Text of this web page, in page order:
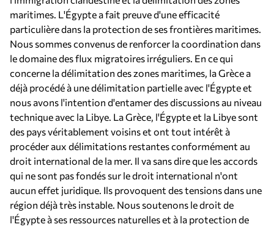
maritimes. L'Égypte a fait preuve d'une efficacité
particulière dans la protection de ses frontières maritimes.
Nous sommes convenus de renforcer la coordination dans
le domaine des flux migratoires irréguliers. En ce qui
concerne la délimitation des zones maritimes, la Grèce a
déjà procédé à une délimitation partielle avec l'Égypte et
nous avons l'intention d'entamer des discussions au niveau
technique avec la Libye. La Grèce, l'Égypte et la Libye sont
des pays véritablement voisins et ont tout intérêt à
procéder aux délimitations restantes conformément au
droit international de la mer. Il va sans dire que les accords
qui ne sont pas fondés sur le droit international n'ont
aucun effet juridique. Ils provoquent des tensions dans une
région déjà très instable. Nous soutenons le droit de
l'Égypte à ses ressources naturelles et à la protection de